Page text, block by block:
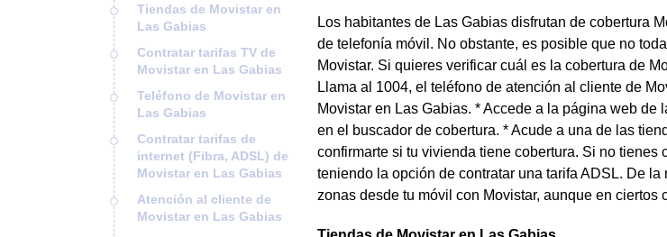
Tiendas de Movistar en
Las Gabias
Contratar tarifas TV de
Movistar en Las Gabias
Teléfono de Movistar en
Las Gabias
Contratar tarifas de
internet (Fibra, ADSL) de
Movistar en Las Gabias
Atención al cliente de
Movistar en Las Gabias
Los habitantes de Las Gabias disfrutan de cobertura
de telefonía móvil. No obstante, es posible que no
Movistar. Si quieres verificar cuál es la cobertura de
Llama al 1004, el teléfono de atención al cliente de
Movistar en Las Gabias. * Accede a la página web
en el buscador de cobertura. * Acude a una de las
confirmarte si tu vivienda tiene cobertura. Si no
teniendo la opción de contratar una tarifa ADSL. De
zonas desde tu móvil con Movistar, aunque en ciertos